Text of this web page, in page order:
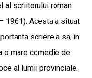
al scriitorului roman
1961). Acesta a situat
scriere a sa, in
o mare comedie de
al lumii provinciale.